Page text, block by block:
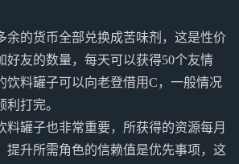
余的货币全部兑换成苦味剂，这是性价
好友的数量，每天可以获得50个友情
饮料罐子可以向老登借用C，一般情况
打完。
料罐子也非常重要，所获得的资源每月
提升所需角色的信赖值是优先事项，这